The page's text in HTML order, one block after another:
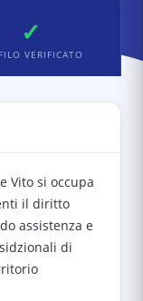
✓
VERIFICATO
Vito si occupa
il diritto
assistenza e
di